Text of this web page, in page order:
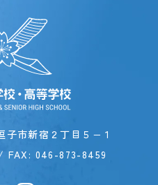
子市新宿２丁目５−１
FAX: 046-873-8459